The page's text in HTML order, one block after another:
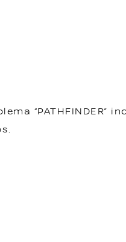
“PATHFINDER”